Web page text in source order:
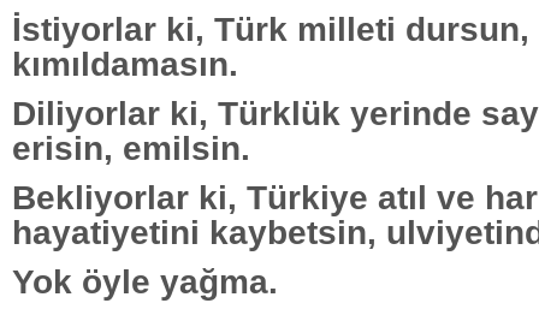
İstiyorlar ki, Türk milleti dursun,
kımıldamasın.
Diliyorlar ki, Türklük yerinde
erisin, emilsin.
Bekliyorlar ki, Türkiye atıl ve
hayatiyetini kaybetsin,
Yok öyle yağma.